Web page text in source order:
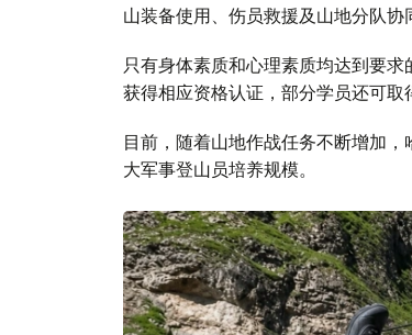
山装备使用、伤员救援及山地分队协
只有身体素质和心理素质均达到要
获得相应资格认证，部分学员还可取
目前，随着山地作战任务不断增加
大军事登山员培养规模。